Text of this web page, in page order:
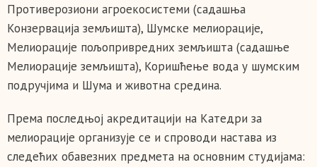
Противерозиони агроекосистеми (садашња
Конзервација земљишта), Шумске мелиорације,
Мелиорације пољопривредних земљишта (садашње
Мелиорације земљишта), Коришћење вода у шумским
подручјима и Шума и животна средина.
Према последњој акредитацији на Катедри за
мелиорације организује се и спроводи настава из
следећих обавезних предмета на основним студијама: